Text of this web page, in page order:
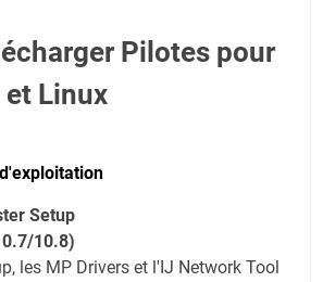
Pilotes pour
et Linux
Setup
10.8)
les MP Drivers et l'IJ Network Tool